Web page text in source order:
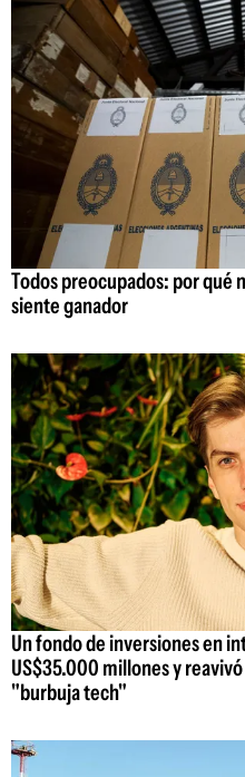
Todos preocupados: por qué
siente ganador
Un fondo de inversiones en
US$35.000 millones y
"burbuja tech"